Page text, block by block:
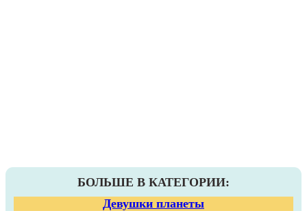
БОЛЬШЕ В КАТЕГОРИИ:
Девушки планеты